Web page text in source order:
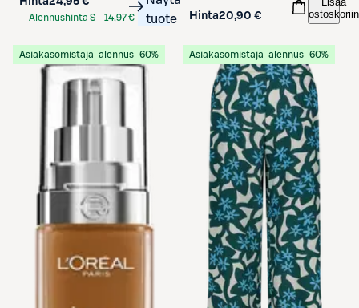
Alennushinta S- 14,97 €
tuote
Hinta20,90 €
ostoskoriin
Asiakasomistaja-alennus−60% Asiakasomistaja-alennus−60%